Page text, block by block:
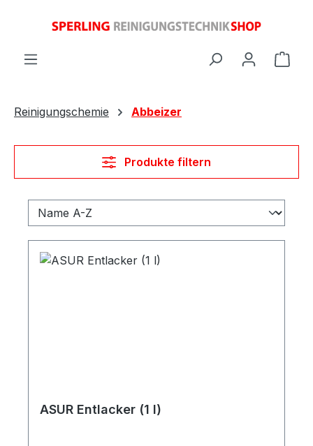
Reinigungschemie Abbeizer
Produkte filtern
ASUR Entlacker (1 l)